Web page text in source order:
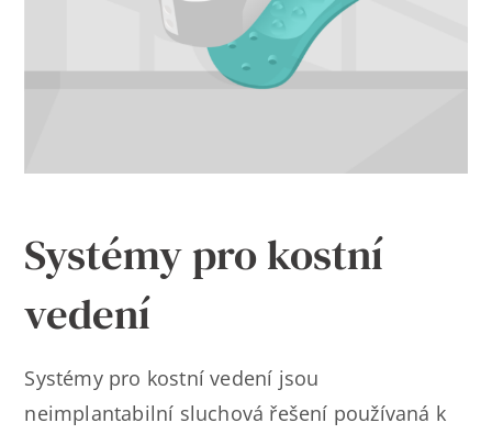
Kontakt
Systémy pro kostní
vedení
Systémy pro kostní vedení jsou
neimplantabilní sluchová řešení používaná k